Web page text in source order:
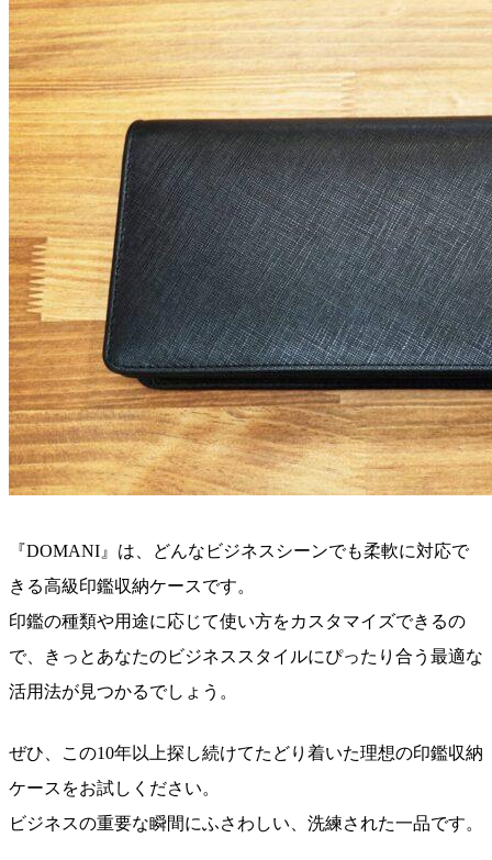
『DOMANI』は、どんなビジネスシーンでも柔軟に対応で
きる高級印鑑収納ケースです。
印鑑の種類や用途に応じて使い方をカスタマイズできるの
で、きっと あなたのビジネススタイルにぴったり合う 最適な
活用法が見つかるでしょう。
ぜひ、この10年以上探し続けてたどり着いた理想の印鑑収納
ケースをお試しください。
ビジネスの重要な瞬間にふさわしい、洗練された一品です。